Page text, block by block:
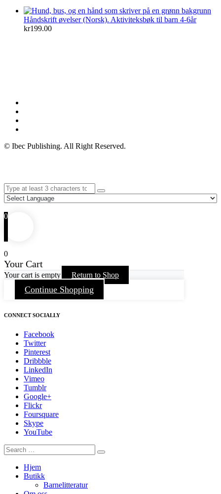
Håndskrift øvelser (Norsk). Aktiviteksbøk til barn 4-6år
kr199.00
© Ibec Publishing. All Right Reserved.
0
0
Your Cart
Your cart is empty Return to Shop
Continue Shopping
CONNECT SOCIALLY
Facebook
Twitter
Pinterest
Dribbble
LinkedIn
Vimeo
Tumblr
Google+
Flickr
Foursquare
Skype
YouTube
Hjem
Butikk
Barnelitteratur